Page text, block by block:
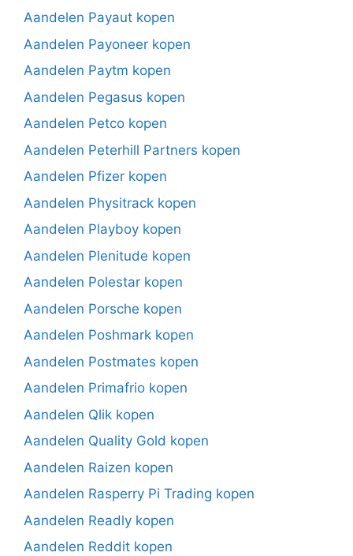
Aandelen Payaut kopen
Aandelen Payoneer kopen
Aandelen Paytm kopen
Aandelen Pegasus kopen
Aandelen Petco kopen
Aandelen Peterhill Partners kopen
Aandelen Pfizer kopen
Aandelen Physitrack kopen
Aandelen Playboy kopen
Aandelen Plenitude kopen
Aandelen Polestar kopen
Aandelen Porsche kopen
Aandelen Poshmark kopen
Aandelen Postmates kopen
Aandelen Primafrio kopen
Aandelen Qlik kopen
Aandelen Quality Gold kopen
Aandelen Raizen kopen
Aandelen Rasperry Pi Trading kopen
Aandelen Readly kopen
Aandelen Reddit kopen